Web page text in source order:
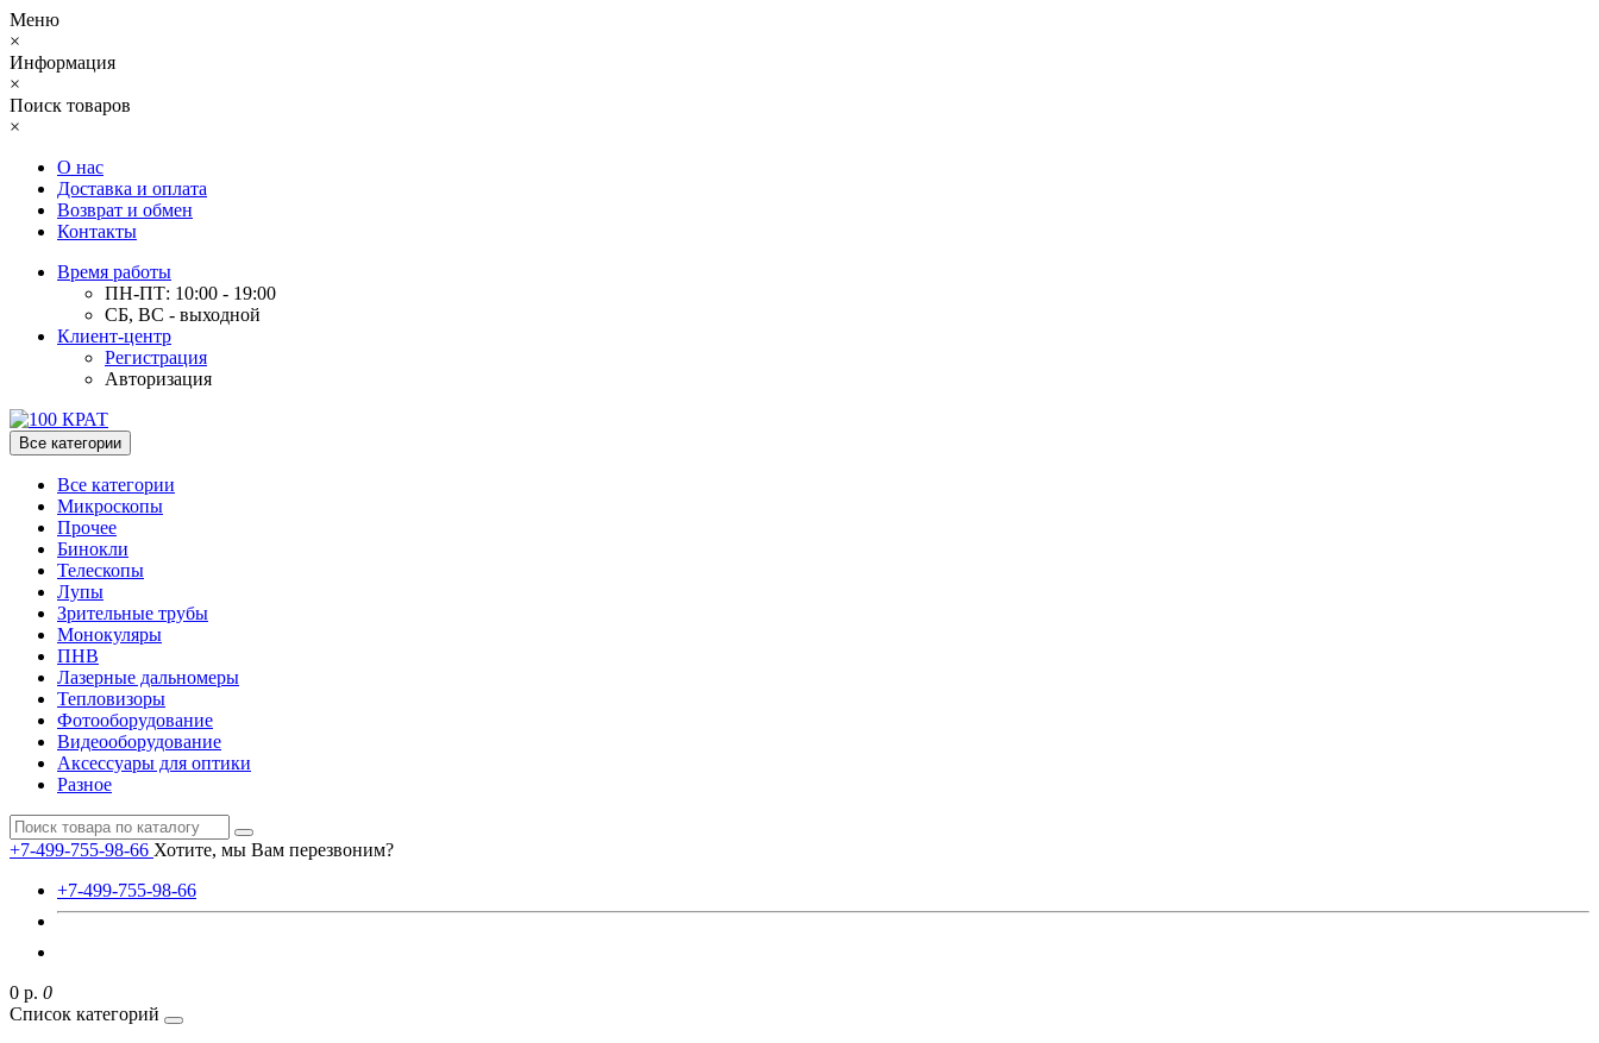
Меню
×
Информация
×
Поиск товаров
×
О нас
Доставка и оплата
Возврат и обмен
Контакты
Время работы
ПН-ПТ: 10:00 - 19:00
СБ, ВС - выходной
Клиент-центр
Регистрация
Авторизация
Все категории
Все категории
Микроскопы
Прочее
Бинокли
Телескопы
Лупы
Зрительные трубы
Монокуляры
ПНВ
Лазерные дальномеры
Тепловизоры
Фотооборудование
Видеооборудование
Аксессуары для оптики
Разное
+7-499-755-98-66 Хотите, мы Вам перезвоним?
+7-499-755-98-66
0 р. 0
Список категорий